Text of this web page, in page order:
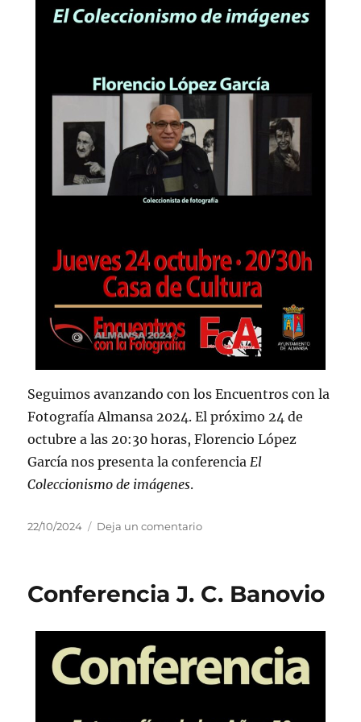
Seguimos avanzando con los Encuentros con la
Fotografía Almansa 2024. El próximo 24 de
octubre a las 20:30 horas, Florencio López
García nos presenta la conferenciaEl
Coleccionismo de imágenes.
Publicado
22/10/2024 Deja un comentarioen
García
Conferencia J. C. Banovio